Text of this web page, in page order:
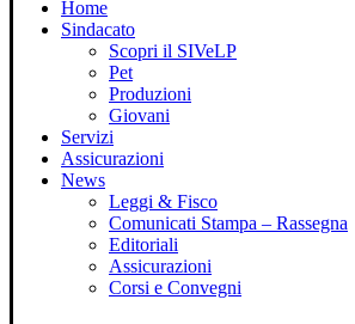
Home
Sindacato
Scopri il SIVeLP
Pet
Produzioni
Giovani
Servizi
Assicurazioni
News
Leggi & Fisco
Comunicati Stampa – Rassegna
Editoriali
Assicurazioni
Corsi e Convegni